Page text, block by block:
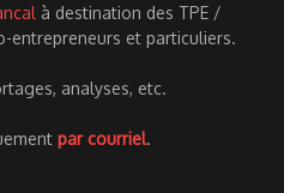
à destination des TPE /
entrepreneurs et particuliers.
analyses, etc.
par courriel.